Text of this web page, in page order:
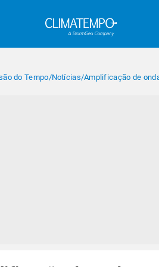
do Tempo/Notícias/Amplificação de